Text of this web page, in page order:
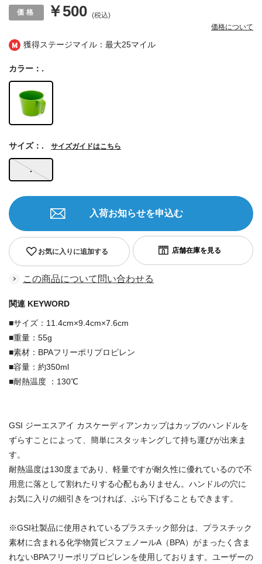
獲得ステージマイル：最大25マイル
￥500 (税込)
価格について
カラー：.
.
サイズ：. サイズガイドはこちら
お気に入りに追加する
入荷お知らせを申込む
この商品について問い合わせる
関連 KEYWORD
■サイズ：11.4cm×9.4cm×7.6cm
■重量：55g
■素材：BPAフリーポリプロピレン
■容量：約350ml
■耐熱温度 ：130℃
GSI ジーエスアイ カスケーディアンカップはカップのハンドルを
ずらすことによって、簡単にスタッキングして持ち運びが出来ま
す。
耐熱温度は130度まであり、軽量ですが耐久性に優れているので不
用意に落として割れたりする心配もありません。ハンドルの穴に
お気に入りの細引きをつければ、ぶら下げることもできます。
※GSI社製品に使用されているプラスチック部分は、プラスチック
素材に含まれる化学物質ビスフェノールA（BPA）がまったく含ま
れないBPAフリーポリプロピレンを使用しております。ユーザーの